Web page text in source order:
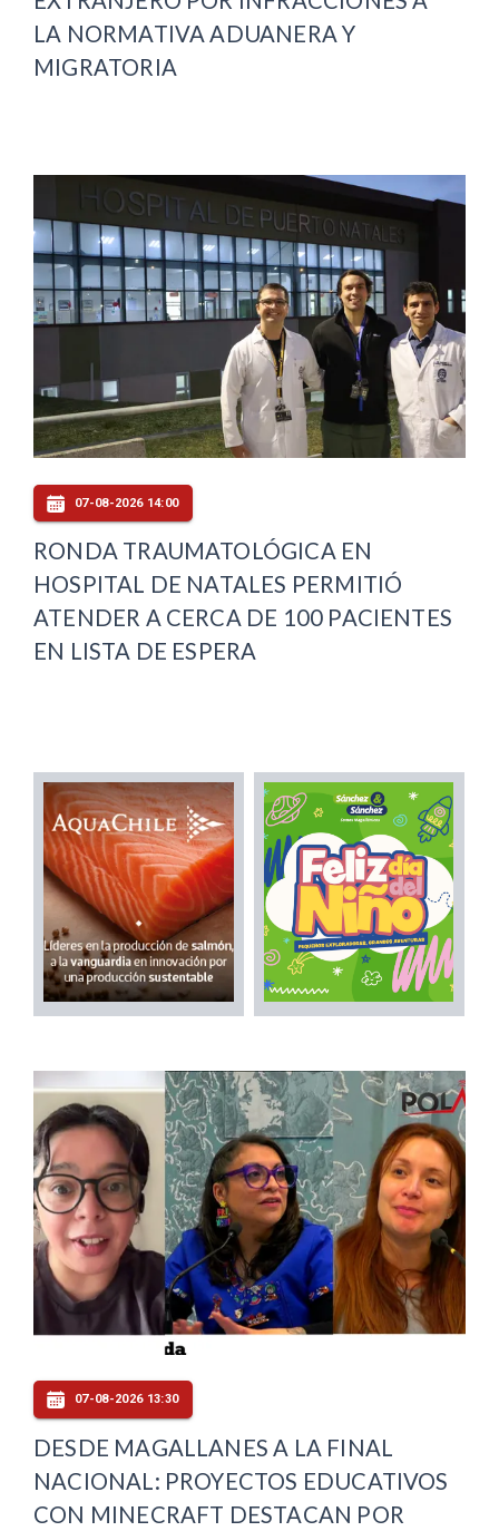
LA NORMATIVA ADUANERA Y
MIGRATORIA
07-08-2026 14:00
RONDA TRAUMATOLÓGICA EN
HOSPITAL DE NATALES PERMITIÓ
ATENDER A CERCA DE 100 PACIENTES
EN LISTA DE ESPERA
07-08-2026 13:30
DESDE MAGALLANES A LA FINAL
NACIONAL: PROYECTOS EDUCATIVOS
CON MINECRAFT DESTACAN POR